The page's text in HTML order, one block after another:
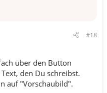
#18
über den Button
den Du schreibst.
auf "Vorschaubild".